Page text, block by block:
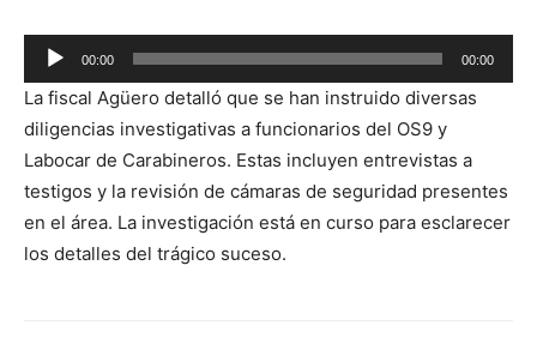
Reproductor
de
audio
00:00 00:00
La fiscal Agüero detalló que se han instruido diversas
diligencias investigativas a funcionarios del OS9 y
Labocar de Carabineros. Estas incluyen entrevistas a
testigos y la revisión de cámaras de seguridad presentes
en el área. La investigación está en curso para esclarecer
los detalles del trágico suceso.